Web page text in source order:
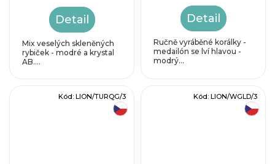
Detail
Mix veselých skleněných
rybiček - modré a krystal
AB....
Detail
Ručně vyráběné korálky -
medailón se lví hlavou -
modrý...
Kód: LION/TURQG/3 Kód: LION/WGLD/3